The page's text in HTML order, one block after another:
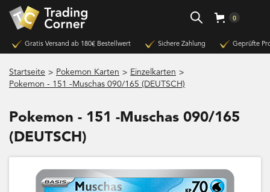
0
Gratis Versand ab 180€ Bestellwert Sichere Zahlung Geprüfte
Startseite > Pokemon Karten > Einzelkarten >
Pokemon - 151 -Muschas 090/165 (DEUTSCH)
Pokemon - 151 -Muschas 090/165
(DEUTSCH)